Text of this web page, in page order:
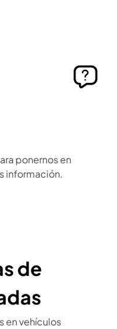
ponernos en
información.
de
en vehículos